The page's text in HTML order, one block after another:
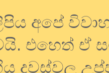
අපේ
එහෙත් ඒ
දවස්වල